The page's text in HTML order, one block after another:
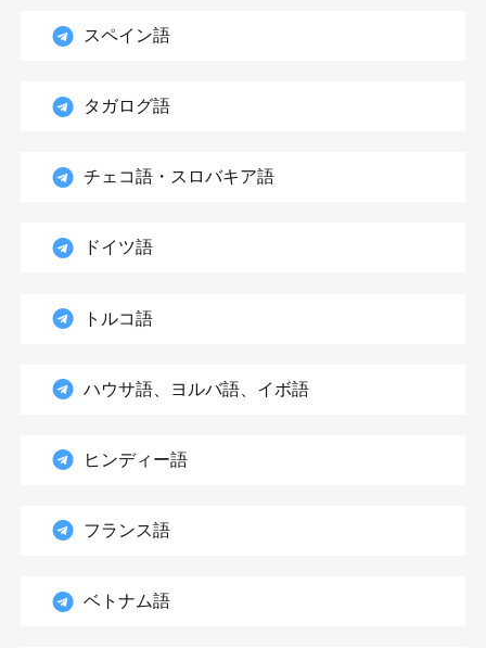
スペイン語
タガログ語
チェコ語・スロバキア語
ドイツ語
トルコ語
ハウサ語、ヨルバ語、イボ語
ヒンディー語
フランス語
ベトナム語